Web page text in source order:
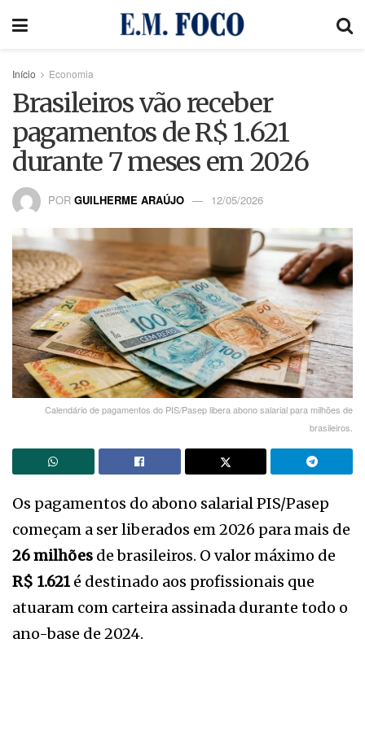
Início Economia
Brasileiros vão receber
pagamentos de R$ 1.621
durante 7 meses em 2026
POR GUILHERME ARAÚJO 12/05/2026
Calendário de pagamentos do PIS/Pasep libera abono salarial para milhões de
brasileiros.
Os pagamentos do abono salarial PIS/Pasep
começam a ser liberados em 2026 para mais de
26 milhões de brasileiros. O valor máximo de
R$ 1.621 é destinado aos profissionais que
atuaram com carteira assinada durante todo o
ano-base de 2024.